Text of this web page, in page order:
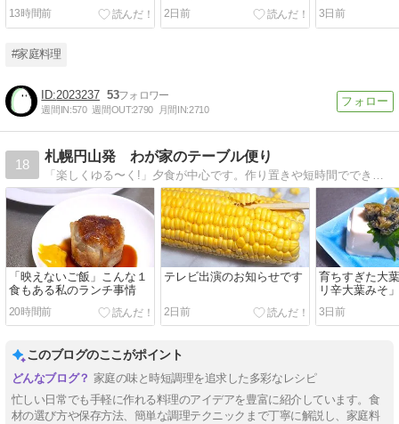
13時間前
2日前
3日前
#家庭料理
2023237 53
週間IN:570 週間OUT:2790 月間IN:2710
18
札幌円山発 わが家のテーブル便り
「楽しくゆる〜く!」夕食が中心です。作り置きや短時間でできるメニュー。北海道の旬の食材を使ったメニューも豊富です。
「映えないご飯」こんな１
食もある私のランチ事情
20時間前
テレビ出演のお知らせです
2日前
育ちすぎた大
リ辛大葉みそ」
3日前
このブログのここがポイント
家庭の味と時短調理を追求した多彩なレシピ
忙しい日常でも手軽に作れる料理のアイデアを豊富に紹介しています。食
材の選び方や保存方法、簡単な調理テクニックまで丁寧に解説し、家庭料